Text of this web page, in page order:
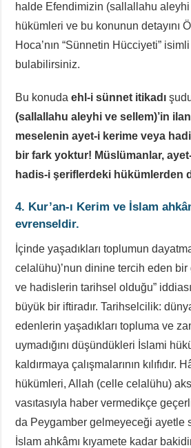
halde Efendimizin (sallallahu
hükümleri ve bu konunun detayını
Hoca’nın “Sünnetin Hücciyeti”
bulabilirsiniz.
Bu konudaehl-i sünnet itikadı
(sallallahu aleyhi ve sellem)’in
meselenin ayet-i kerime veya
bir fark yoktur! Müslümanlar,
hadis-i şeriflerdeki hükümlerden
4. Kur’an-ı Kerim ve İslam
evrenseldir.
İçinde yaşadıkları toplumun
celalühu)’nun dinine tercih eden bir
ve hadislerin tarihsel olduğu”
büyük bir iftiradır. Tarihselcilik:
edenlerin yaşadıkları topluma ve
uymadığını düşündükleri İslami
kaldırmaya çalışmalarının kılıfıdır.
hükümleri, Allah (celle celalühu)
vasıtasıyla haber vermedikçe
da Peygamber gelmeyeceği ayetle
İslam ahkâmı kıyamete kadar